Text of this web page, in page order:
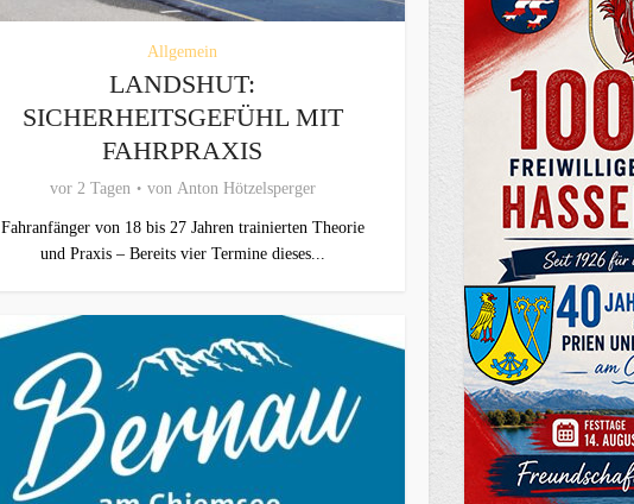
Allgemein
LANDSHUT:
SICHERHEITSGEFÜHL MIT
FAHRPRAXIS
vor 2 Tagen von Anton Hötzelsperger
Fahranfänger von 18 bis 27 Jahren trainierten Theorie
und Praxis – Bereits vier Termine dieses...